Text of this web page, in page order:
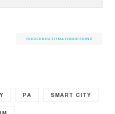
SUGGERISCI UNA CORREZIONE
PA SMART CITY